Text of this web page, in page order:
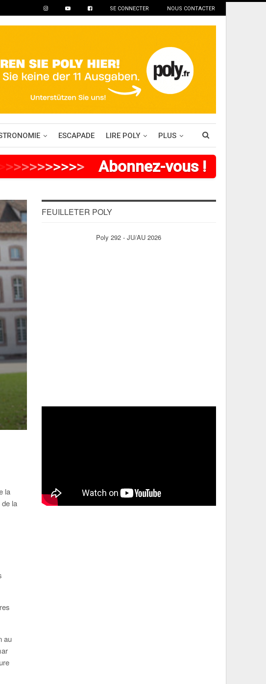
SE CONNECTER NOUS CONTACTER
ESCAPADE LIRE POLY PLUS
>>>>>>>>> Abonnez-vous !
la
la
au
FEUILLETER POLY
Poly 292 - JU/AU 2026